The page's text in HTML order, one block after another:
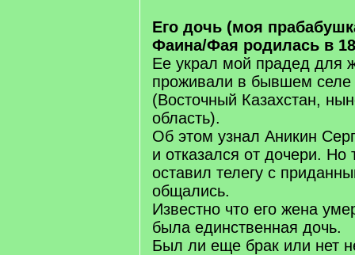
Его дочь (моя
Фаина/Фая родилась в
Ее украл мой прадед для
проживали в бывшем селе
(Восточный Казахстан,
область).
Об этом узнал Аникин
и отказался от дочери.
оставил телегу с
общались.
Известно что его жена
была единственная дочь.
Был ли еще брак или нет